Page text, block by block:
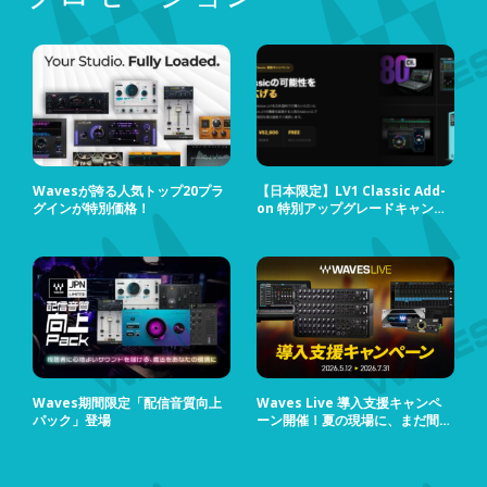
Wavesが誇る人気トップ20プラ
グインが特別価格！
【日本限定】LV1 Classic Add-
on 特別アップグレードキャンペ
Waves期間限定「配信音質向上
パック」登場
Waves Live 導入支援キャンペ
ーン開催！夏の現場に、まだ間に